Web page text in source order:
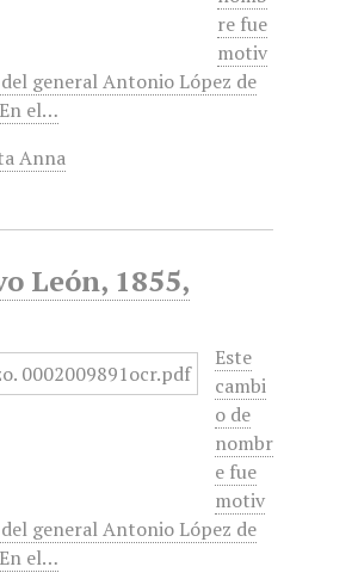
re fue
motiv
general Antonio López de
el…
Anna
León, 1855,
Este
cambi
o de
nombr
e fue
motiv
general Antonio López de
el…